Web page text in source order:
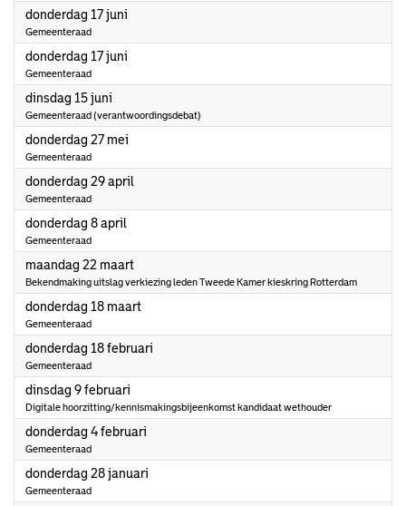
donderdag 17 juni
Gemeenteraad
donderdag 17 juni
Gemeenteraad
dinsdag 15 juni
Gemeenteraad (verantwoordingsdebat)
donderdag 27 mei
Gemeenteraad
donderdag 29 april
Gemeenteraad
donderdag 8 april
Gemeenteraad
maandag 22 maart2021
Bekendmaking uitslag verkiezing leden Tweede Kamer kieskring Rotterdam
donderdag 18 maart2021
Gemeenteraad
donderdag 18 februari
Gemeenteraad
dinsdag 9 februari
Digitale hoorzitting/kennismakingsbijeenkomst kandidaat wethouder
donderdag 4 februari
Gemeenteraad
donderdag 28 januari
Gemeenteraad